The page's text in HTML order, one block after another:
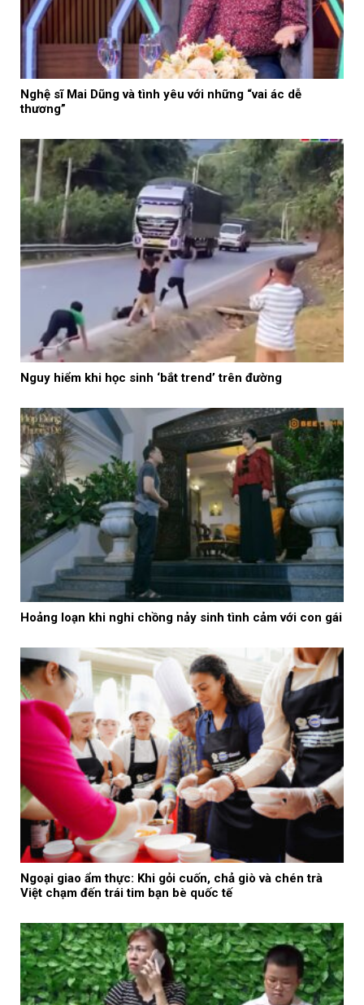
Nghệ sĩ Mai Dũng và tình yêu với những “vai ác dễ
thương”
Nguy hiểm khi học sinh ‘bắt trend’ trên đường
Hoảng loạn khi nghi chồng nảy sinh tình cảm với con gái
Ngoại giao ẩm thực: Khi gỏi cuốn, chả giò và chén trà
Việt chạm đến trái tim bạn bè quốc tế